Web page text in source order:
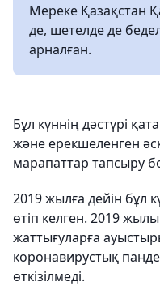
Мереке Қазақстан
де, шетелде де
арналған.
Бұл күннің дәстүрі
және ерекшеленген
марапаттар тапсыру
2019 жылға дейін бұл
өтіп келген. 2019
жаттығуларға
коронавирустық
өткізілмеді.